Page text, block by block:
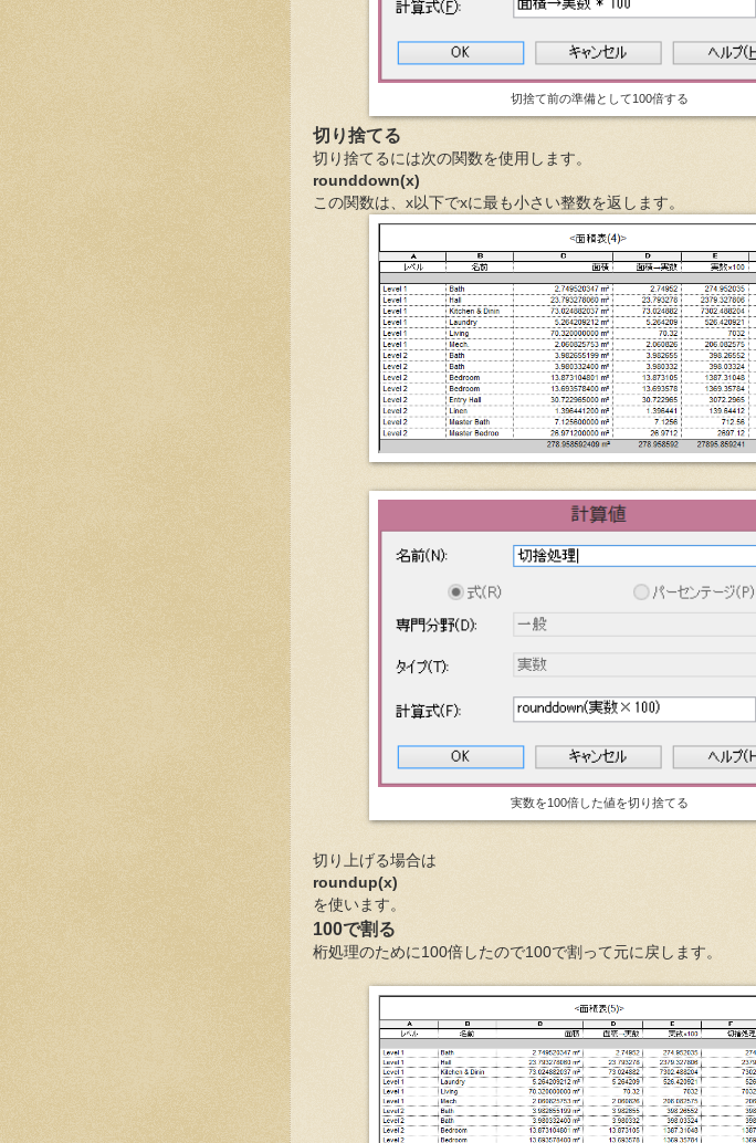
切捨て前の準備として100倍する
切り捨てる
切り捨てるには次の関数を使用します。
rounddown(x)
この関数は、x以下でxに最も小さい整数を返します。
実数を100倍した値を切り捨てる
切り上げる場合は
roundup(x)
を使います。
100で割る
桁処理のために100倍したので100で割って元に戻します。